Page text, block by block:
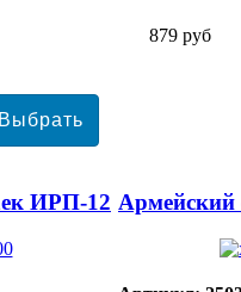
879 руб
ИРП-12 Армейский